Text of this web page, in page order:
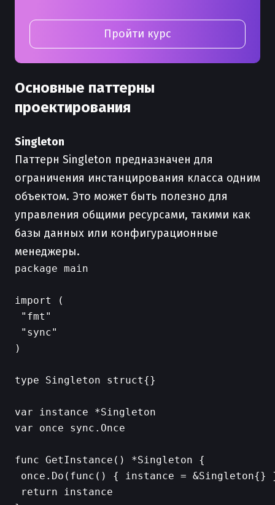
Пройти курс
Основные паттерны
проектирования
Singleton
Паттерн Singleton предназначен для
ограничения инстанцирования класса одним
объектом. Это может быть полезно для
управления общими ресурсами, такими как
базы данных или конфигурационные
менеджеры.
package main
import (
"fmt"
"sync"
)
type Singleton struct{}
var instance *Singleton
var once sync.Once
func GetInstance() *Singleton {
once.Do(func() { instance = &Singleton{}
return instance